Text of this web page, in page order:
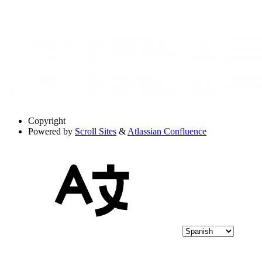
Copyright
Powered by Scroll Sites & Atlassian Confluence